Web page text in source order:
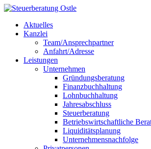
Aktuelles
Kanzlei
Team/Ansprechpartner
Anfahrt/Adresse
Leistungen
Unternehmen
Gründungsberatung
Finanzbuchhaltung
Lohnbuchhaltung
Jahresabschluss
Steuerberatung
Betriebswirtschaftliche
Liquiditätsplanung
Unternehmensnachfolge